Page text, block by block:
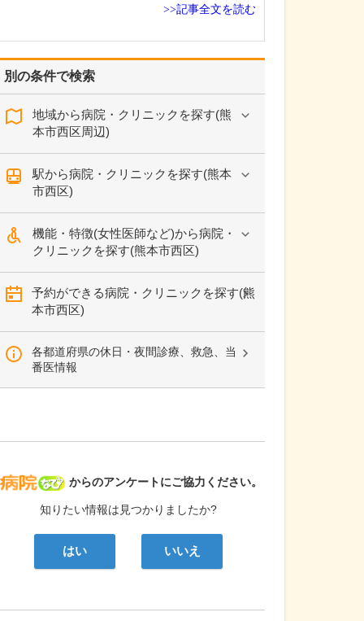
別の条件で検索
地域から病院・クリニックを探す(熊
本市西区周辺)
駅から病院・クリニックを探す(熊本
市西区)
機能・特徴(女性医師など)から病院・
クリニックを探す(熊本市西区)
予約ができる病院・クリニックを探す(熊
本市西区)
各都道府県の休日・夜間診療、救急、当
番医情報
病院なび
からのアンケートにご協力ください。
知りたい情報は見つかりましたか?
はい いいえ
>>記事全文を読む